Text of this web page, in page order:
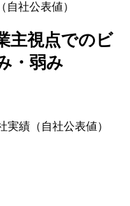
自社公表値）
主視点でのビ
・弱み
実績（自社公表値）